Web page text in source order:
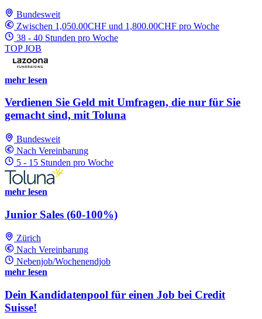
Bundesweit
Zwischen 1,050.00CHF und 1,800.00CHF pro Woche
38 - 40 Stunden pro Woche
TOP JOB
mehr lesen
Verdienen Sie Geld mit Umfragen, die nur für Sie
gemacht sind, mit Toluna
Bundesweit
Nach Vereinbarung
5 - 15 Stunden pro Woche
mehr lesen
Junior Sales (60-100%)
Zürich
Nach Vereinbarung
Nebenjob/Wochenendjob
mehr lesen
Dein Kandidatenpool für einen Job bei Credit
Suisse!